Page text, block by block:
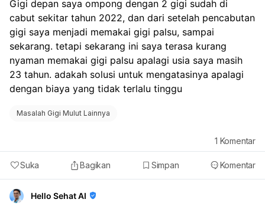
Gigi depan saya ompong dengan 2 gigi sudah di
cabut sekitar tahun 2022, dan dari setelah pencabutan
gigi saya menjadi memakai gigi palsu, sampai
sekarang. tetapi sekarang ini saya terasa kurang
nyaman memakai gigi palsu apalagi usia saya masih
23 tahun. adakah solusi untuk mengatasinya apalagi
dengan biaya yang tidak terlalu tinggu
Masalah Gigi Mulut Lainnya
Suka Bagikan Simpan Komentar
1 Komentar
Hello Sehat AI